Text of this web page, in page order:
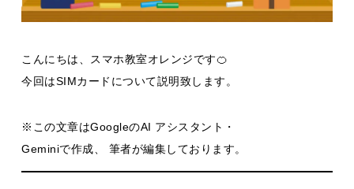
こんにちは、スマホ教室オレンジです🍊
今回はSIMカードについて説明致します。
※この文章はGoogleのAI アシスタント・
Geminiで作成、 筆者が編集しております。